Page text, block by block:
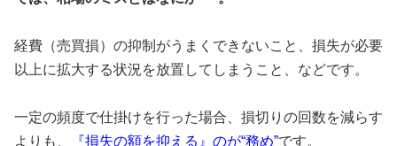
経費（売買損）の抑制がうまくできないこと、損失が必要
以上に拡大する状況を放置してしまうこと、などです。
一定の頻度で仕掛けを行った場合、損切りの回数を減らす
よりも、
『損失の額を抑える』のが“務め”です。